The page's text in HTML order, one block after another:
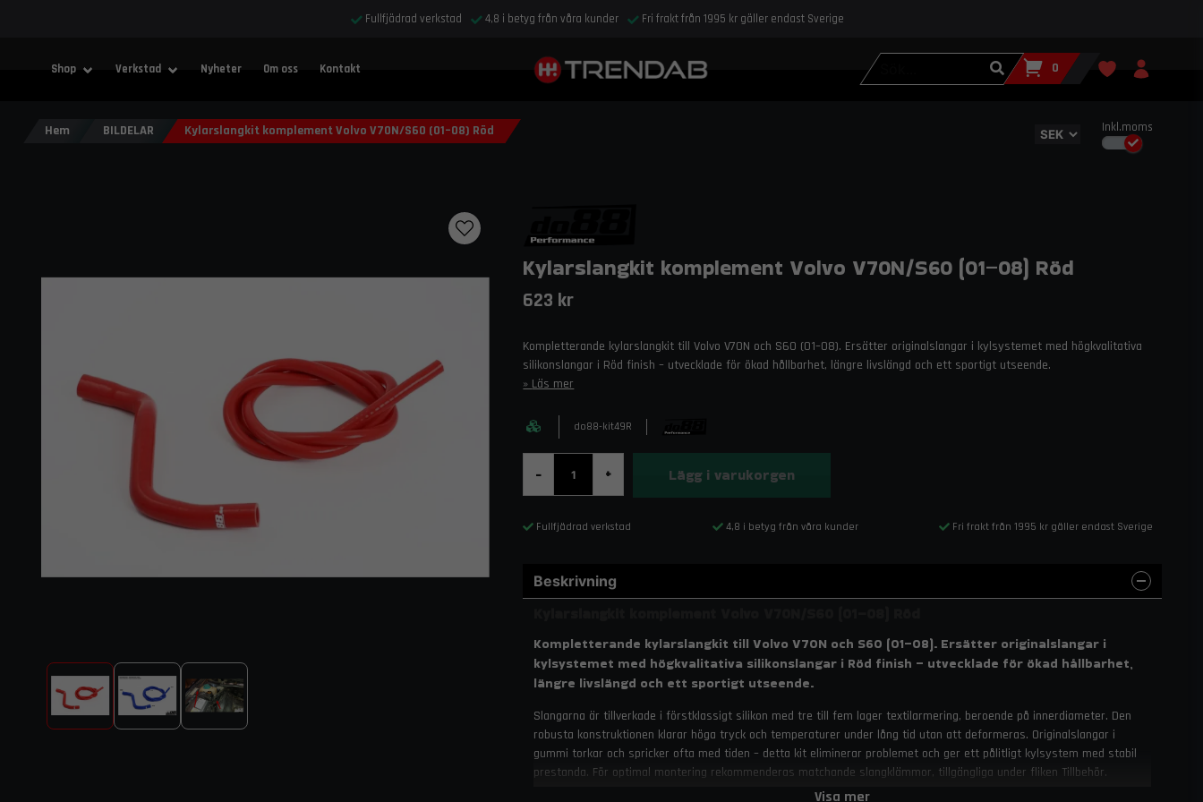
Fullfjädrad verkstad 4,8 i betyg från våra kunder Fri frakt från 1995 kr gäller endast Sverige
Inkl.moms
Shop Verkstad Nyheter Om oss Kontakt 0
Hem BILDELAR Kylarslangkit komplement Volvo V70N/S60 (01–08) Röd
Kylarslangkit komplement Volvo V70N/S60 (01–08) Röd
623 kr
Kompletterande kylarslangkit till Volvo V70N och S60 (01–08). Ersätter originalslangar i kylsystemet med högkvalitativa
silikonslangar i Röd finish – utvecklade för ökad hållbarhet, längre livslängd och ett sportigt utseende.
Läs mer
do88-kit49R
- + Lägg i varukorgen
Fullfjädrad verkstad 4,8 i betyg från våra kunder Fri frakt från 1995 kr gäller endast Sverige
Beskrivning
Kompletterande kylarslangkit till Volvo V70N och S60 (01–08). Ersätter originalslangar i
kylsystemet med högkvalitativa silikonslangar i Röd finish – utvecklade för ökad hållbarhet,
längre livslängd och ett sportigt utseende.
Slangarna är tillverkade i förstklassigt silikon med tre till fem lager textilarmering, beroende på innerdiameter. Den
robusta konstruktionen klarar höga tryck och temperaturer under lång tid utan att deformeras. Originalslangar i
gummi torkar och spricker ofta med tiden – detta kit eliminerar problemet och ger ett pålitligt kylsystem med stabil
prestanda. För optimal montering rekommenderas matchande slangklämmor, tillgängliga under fliken Tillbehör.
Visa mer